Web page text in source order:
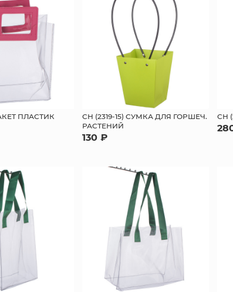
ПЛАСТИК
СН (2319-15) СУМКА ДЛЯ ГОРШЕЧ.
РАСТЕНИЙ
130 ₽
СН